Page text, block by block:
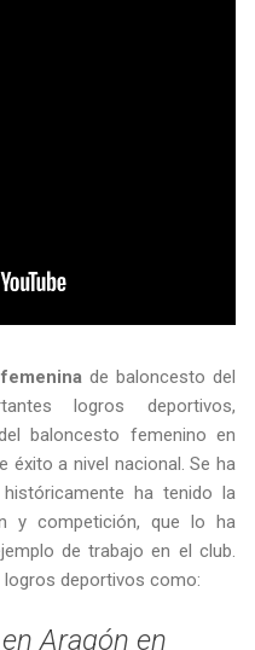
de baloncesto del
logros deportivos,
baloncesto femenino en
éxito a nivel nacional. Se ha
ha tenido la
y competición, que lo ha
de trabajo en el club.
logros deportivos como:
Aragón en